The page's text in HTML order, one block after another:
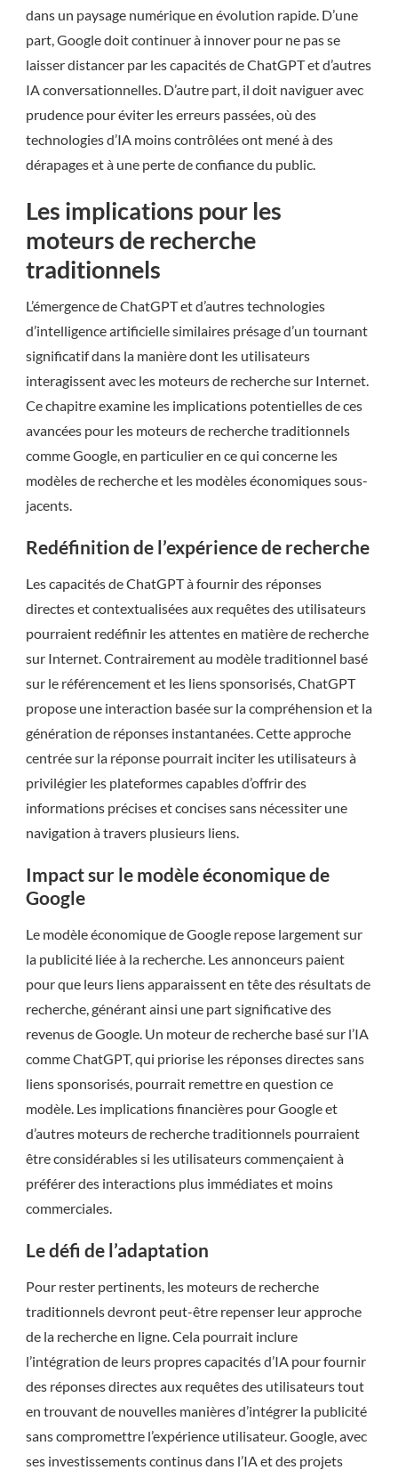
dans un paysage numérique en évolution rapide. D’une
part, Google doit continuer à innover pour ne pas se
laisser distancer par les capacités de ChatGPT et d’autres
IA conversationnelles. D’autre part, il doit naviguer avec
prudence pour éviter les erreurs passées, où des
technologies d’IA moins contrôlées ont mené à des
dérapages et à une perte de confiance du public.
Les implications pour les
moteurs de recherche
traditionnels
L’émergence de ChatGPT et d’autres technologies
d’intelligence artificielle similaires présage d’un tournant
significatif dans la manière dont les utilisateurs
interagissent avec les moteurs de recherche sur Internet.
Ce chapitre examine les implications potentielles de ces
avancées pour les moteurs de recherche traditionnels
comme Google, en particulier en ce qui concerne les
modèles de recherche et les modèles économiques sous-
jacents.
Redéfinition de l’expérience de recherche
Les capacités de ChatGPT à fournir des réponses
directes et contextualisées aux requêtes des utilisateurs
pourraient redéfinir les attentes en matière de recherche
sur Internet. Contrairement au modèle traditionnel basé
sur le référencement et les liens sponsorisés, ChatGPT
propose une interaction basée sur la compréhension et la
génération de réponses instantanées. Cette approche
centrée sur la réponse pourrait inciter les utilisateurs à
privilégier les plateformes capables d’offrir des
informations précises et concises sans nécessiter une
navigation à travers plusieurs liens.
Impact sur le modèle économique de
Google
Le modèle économique de Google repose largement sur
la publicité liée à la recherche. Les annonceurs paient
pour que leurs liens apparaissent en tête des résultats de
recherche, générant ainsi une part significative des
revenus de Google. Un moteur de recherche basé sur l’IA
comme ChatGPT, qui priorise les réponses directes sans
liens sponsorisés, pourrait remettre en question ce
modèle. Les implications financières pour Google et
d’autres moteurs de recherche traditionnels pourraient
être considérables si les utilisateurs commençaient à
préférer des interactions plus immédiates et moins
commerciales.
Le défi de l’adaptation
Pour rester pertinents, les moteurs de recherche
traditionnels devront peut-être repenser leur approche
de la recherche en ligne. Cela pourrait inclure
l’intégration de leurs propres capacités d’IA pour fournir
des réponses directes aux requêtes des utilisateurs tout
en trouvant de nouvelles manières d’intégrer la publicité
sans compromettre l’expérience utilisateur. Google, avec
ses investissements continus dans l’IA et des projets